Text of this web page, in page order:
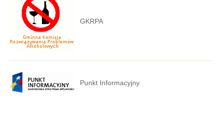
GKRPA
Punkt Informacyjny